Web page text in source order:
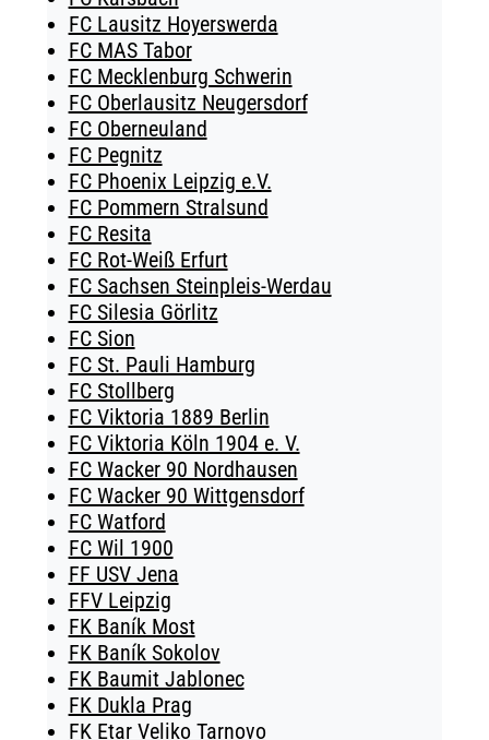
FC Lausitz Hoyerswerda
FC MAS Tabor
FC Mecklenburg Schwerin
FC Oberlausitz Neugersdorf
FC Oberneuland
FC Pegnitz
FC Phoenix Leipzig e.V.
FC Pommern Stralsund
FC Resita
FC Rot-Weiß Erfurt
FC Sachsen Steinpleis-Werdau
FC Silesia Görlitz
FC Sion
FC St. Pauli Hamburg
FC Stollberg
FC Viktoria 1889 Berlin
FC Viktoria Köln 1904 e. V.
FC Wacker 90 Nordhausen
FC Wacker 90 Wittgensdorf
FC Watford
FC Wil 1900
FF USV Jena
FFV Leipzig
FK Baník Most
FK Baník Sokolov
FK Baumit Jablonec
FK Dukla Prag
FK Etar Veliko Tarnovo